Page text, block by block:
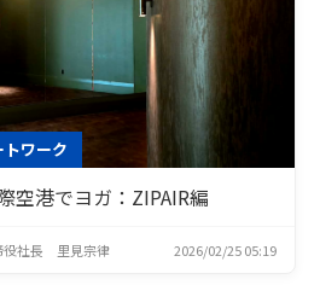
トワーク
空港でヨガ：ZIPAIR編
役社長 里見宗律 2026/02/25 05:19